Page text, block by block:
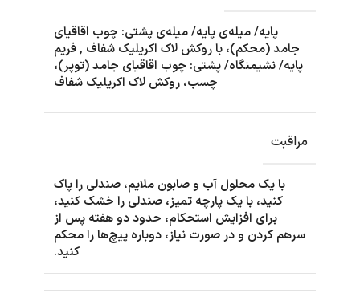
پایه/ میله‌ی پایه/ میله‌ی پشتی: چوب اقاقیای
جامد (محکم)، با روکش لاک اکریلیک شفاف ,فریم
پایه/ نشیمنگاه/ پشتی: چوب اقاقیای جامد (توپر)،
چسب، روکش لاک اکریلیک شفاف
مراقبت
با یک محلول آب و صابون ملایم، صندلی را پاک
کنید، با یک پارچه تمیز، صندلی را خشک کنید،
برای افزایش استحکام، حدود دو هفته پس از
سرهم کردن و در صورت نیاز، دوباره پیچ‌ها را محکم
کنید.